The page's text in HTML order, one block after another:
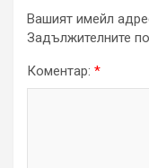
Вашият имейл
Задължителните
Коментар: *